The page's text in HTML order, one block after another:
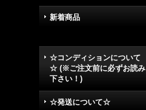
新着商品
☆コンディションについて
☆ (※ご注文前に必ずお読み
下さい！)
☆発送について☆